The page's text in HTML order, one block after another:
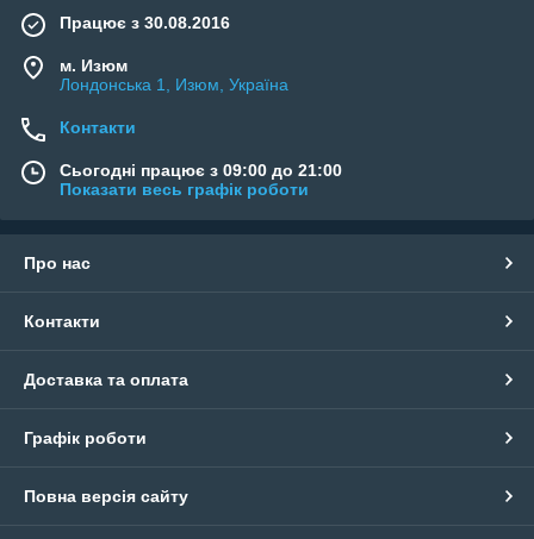
Працює з 30.08.2016
м. Изюм
Лондонська 1, Изюм, Україна
Контакти
Сьогодні працює з 09:00 до 21:00
Показати весь графік роботи
Про нас
Контакти
Доставка та оплата
Графік роботи
Повна версія сайту